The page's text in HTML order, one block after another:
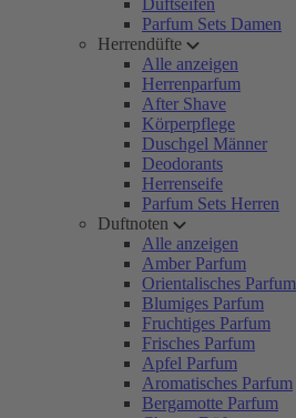
Duftseifen
Parfum Sets Damen
Herrendüfte
Alle anzeigen
Herrenparfum
After Shave
Körperpflege
Duschgel Männer
Deodorants
Herrenseife
Parfum Sets Herren
Duftnoten
Alle anzeigen
Amber Parfum
Orientalisches Parfum
Blumiges Parfum
Fruchtiges Parfum
Frisches Parfum
Apfel Parfum
Aromatisches Parfum
Bergamotte Parfum